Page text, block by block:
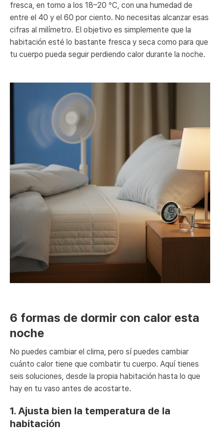
fresca, en torno a los 18–20 °C, con una humedad de
entre el 40 y el 60 por ciento. No necesitas alcanzar esas
cifras al milímetro. El objetivo es simplemente que la
habitación esté lo bastante fresca y seca como para que
tu cuerpo pueda seguir perdiendo calor durante la noche.
6 formas de dormir con calor esta
noche
No puedes cambiar el clima, pero sí puedes cambiar
cuánto calor tiene que combatir tu cuerpo. Aquí tienes
seis soluciones, desde la propia habitación hasta lo que
hay en tu vaso antes de acostarte.
1. Ajusta bien la temperatura de la
habitación